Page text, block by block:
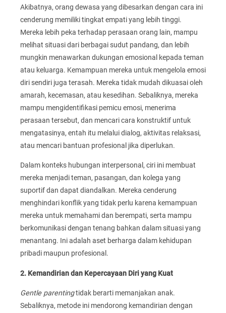
Akibatnya, orang dewasa yang dibesarkan dengan cara ini
cenderung memiliki tingkat empati yang lebih tinggi.
Mereka lebih peka terhadap perasaan orang lain, mampu
melihat situasi dari berbagai sudut pandang, dan lebih
mungkin menawarkan dukungan emosional kepada teman
atau keluarga. Kemampuan mereka untuk mengelola emosi
diri sendiri juga terasah. Mereka tidak mudah dikuasai oleh
amarah, kecemasan, atau kesedihan. Sebaliknya, mereka
mampu mengidentifikasi pemicu emosi, menerima
perasaan tersebut, dan mencari cara konstruktif untuk
mengatasinya, entah itu melalui dialog, aktivitas relaksasi,
atau mencari bantuan profesional jika diperlukan.
Dalam konteks hubungan interpersonal, ciri ini membuat
mereka menjadi teman, pasangan, dan kolega yang
suportif dan dapat diandalkan. Mereka cenderung
menghindari konflik yang tidak perlu karena kemampuan
mereka untuk memahami dan berempati, serta mampu
berkomunikasi dengan tenang bahkan dalam situasi yang
menantang. Ini adalah aset berharga dalam kehidupan
pribadi maupun profesional.
2. Kemandirian dan Kepercayaan Diri yang Kuat
Gentle parentingtidak berarti memanjakan anak.
Sebaliknya, metode ini mendorong kemandirian dengan